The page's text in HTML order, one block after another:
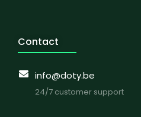
Contact
info@doty.be
24/7 customer support